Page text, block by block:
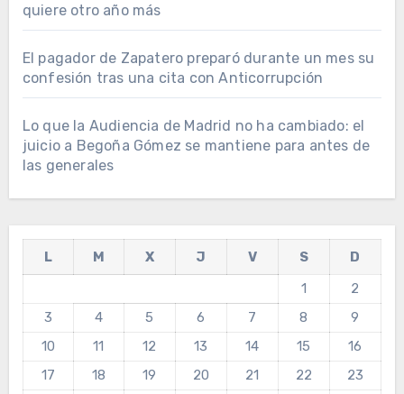
quiere otro año más
El pagador de Zapatero preparó durante un mes su
confesión tras una cita con Anticorrupción
Lo que la Audiencia de Madrid no ha cambiado: el
juicio a Begoña Gómez se mantiene para antes de
las generales
L M X J V S
D
1
2
3
4 5 6 7 8
9
10
11 12 13 14 15
16
17
18 19 20 21 22
23